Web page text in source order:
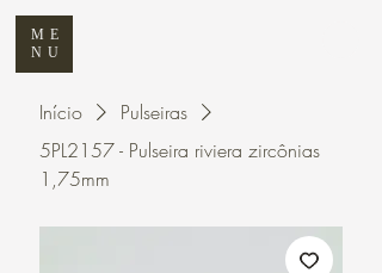
ME
NU
Início
Pulseiras
5PL2157 - Pulseira riviera zircônias
1,75mm